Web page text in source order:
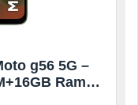
g56 5G –
Ram